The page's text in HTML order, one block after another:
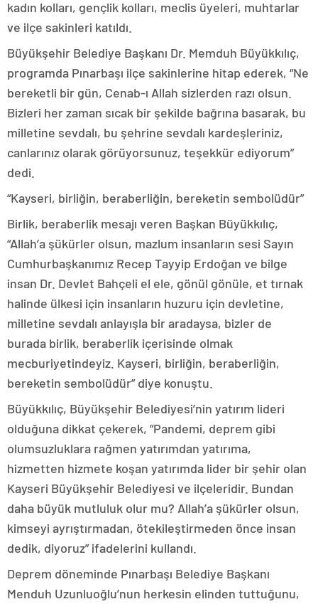
kadın kolları, gençlik kolları, meclis üyeleri, muhtarlar
ve ilçe sakinleri katıldı.
Büyükşehir Belediye Başkanı Dr. Memduh Büyükkılıç,
programda Pınarbaşı ilçe sakinlerine hitap ederek, “Ne
bereketli bir gün, Cenab-ı Allah sizlerden razı olsun.
Bizleri her zaman sıcak bir şekilde bağrına basarak, bu
milletine sevdalı, bu şehrine sevdalı kardeşleriniz,
canlarınız olarak görüyorsunuz, teşekkür ediyorum”
dedi.
“Kayseri, birliğin, beraberliğin, bereketin sembolüdür”
Birlik, beraberlik mesajı veren Başkan Büyükkılıç,
“Allah’a şükürler olsun, mazlum insanların sesi Sayın
Cumhurbaşkanımız Recep Tayyip Erdoğan ve bilge
insan Dr. Devlet Bahçeli el ele, gönül gönüle, et tırnak
halinde ülkesi için insanların huzuru için devletine,
milletine sevdalı anlayışla bir aradaysa, bizler de
burada birlik, beraberlik içerisinde olmak
mecburiyetindeyiz. Kayseri, birliğin, beraberliğin,
bereketin sembolüdür” diye konuştu.
Büyükkılıç, Büyükşehir Belediyesi’nin yatırım lideri
olduğuna dikkat çekerek, “Pandemi, deprem gibi
olumsuzluklara rağmen yatırımdan yatırıma,
hizmetten hizmete koşan yatırımda lider bir şehir olan
Kayseri Büyükşehir Belediyesi ve ilçeleridir. Bundan
daha büyük mutluluk olur mu? Allah’a şükürler olsun,
kimseyi ayrıştırmadan, ötekileştirmeden önce insan
dedik, diyoruz” ifadelerini kullandı.
Deprem döneminde Pınarbaşı Belediye Başkanı
Menduh Uzunluoğlu’nun herkesin elinden tuttuğunu,